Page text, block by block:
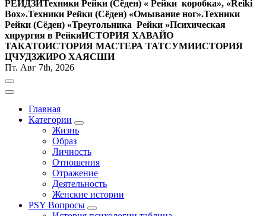
РЕЙДЗИТехники Рейки (Сёден) « Рейки коробка», «Reiki
Вox».Техники Рейки (Сёден) «Омывание ног».Техники
Рейки (Сёден) «Треугольника Рейки »Психическая
хирургия в РейкиИСТОРИЯ ХАВАЙО
ТАКАТОИСТОРИЯ МАСТЕРА ТАТСУМИИСТОРИЯ
ЦЧУДЗЖИРО ХАЯСШИ
Пт. Авг 7th, 2026
Главная
Категории
Жизнь
Образ
Личность
Отношения
Отражение
Деятельность
Женские истории
PSY Вопросы